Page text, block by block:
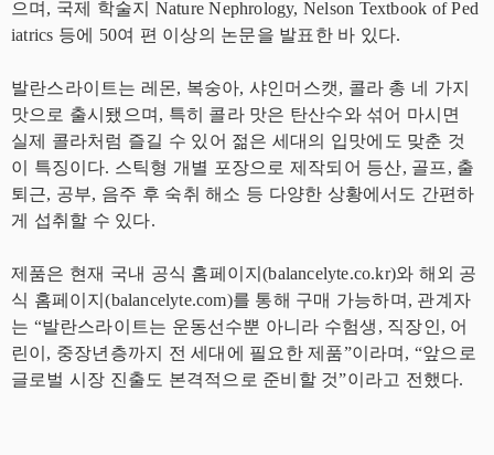
으며, 국제 학술지 Nature Nephrology, Nelson Textbook of Ped
iatrics 등에 50여 편 이상의 논문을 발표한 바 있다.
발란스라이트는 레몬, 복숭아, 샤인머스캣, 콜라 총 네 가지
맛으로 출시됐으며, 특히 콜라 맛은 탄산수와 섞어 마시면
실제 콜라처럼 즐길 수 있어 젊은 세대의 입맛에도 맞춘 것
이 특징이다. 스틱형 개별 포장으로 제작되어 등산, 골프, 출
퇴근, 공부, 음주 후 숙취 해소 등 다양한 상황에서도 간편하
게 섭취할 수 있다.
제품은 현재 국내 공식 홈페이지(balancelyte.co.kr)와 해외 공
식 홈페이지(balancelyte.com)를 통해 구매 가능하며, 관계자
는 “발란스라이트는 운동선수뿐 아니라 수험생, 직장인, 어
린이, 중장년층까지 전 세대에 필요한 제품”이라며, “앞으로
글로벌 시장 진출도 본격적으로 준비할 것”이라고 전했다.